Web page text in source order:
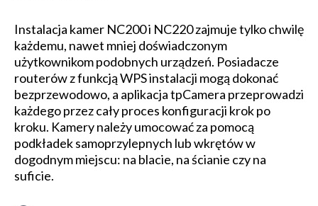
Instalacja kamer NC200 i NC220 zajmuje tylko chwilę
każdemu, nawet mniej doświadczonym
użytkownikom podobnych urządzeń. Posiadacze
routerów z funkcją WPS instalacji mogą dokonać
bezprzewodowo, a aplikacja tpCamera przeprowadzi
każdego przez cały proces konfiguracji krok po
kroku. Kamery należy umocować za pomocą
podkładek samoprzylepnych lub wkrętów w
dogodnym miejscu: na blacie, na ścianie czy na
suficie.